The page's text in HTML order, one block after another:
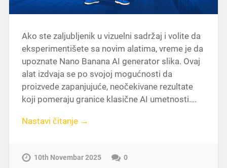
Ako ste zaljubljenik u vizuelni sadržaj i volite da
eksperimentišete sa novim alatima, vreme je da
upoznate Nano Banana AI generator slika. Ovaj
alat izdvaja se po svojoj mogućnosti da
proizvede zapanjujuće, neočekivane rezultate
koji pomeraju granice klasične AI umetnosti….
Nastavi čitanje →
10th Novembar 2025 0